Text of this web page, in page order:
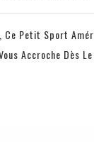
Ce Petit Sport
Accroche Dès